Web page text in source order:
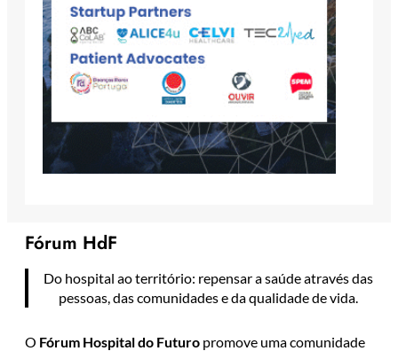
Fórum HdF
Do hospital ao território: repensar a saúde através das
pessoas, das comunidades e da qualidade de vida.
O Fórum Hospital do Futuro promove uma comunidade